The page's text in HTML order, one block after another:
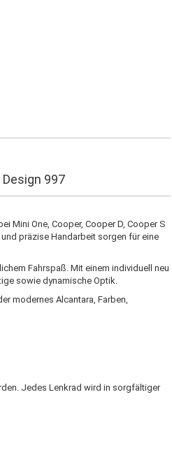
Design 997
Mini One, Cooper, Cooper D, Cooper S
präzise Handarbeit sorgen für eine
Fahrspaß. Mit einem individuell neu
sowie dynamische Optik.
modernes Alcantara, Farben,
Jedes Lenkrad wird in sorgfältiger